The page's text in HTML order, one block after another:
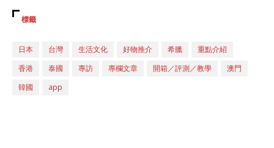
標籤
日本 台灣 生活文化 好物推介 希臘
重點介紹
香港
泰國 專訪 專欄文章 開箱／評測／教學
澳門
韓國
app